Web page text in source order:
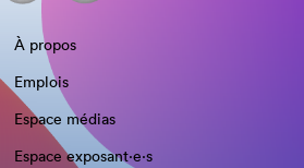
À propos
Emplois
Espace médias
Espace exposant·e⋅s